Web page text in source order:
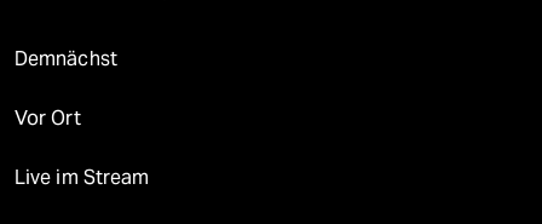
Demnächst
Vor Ort
Live im Stream